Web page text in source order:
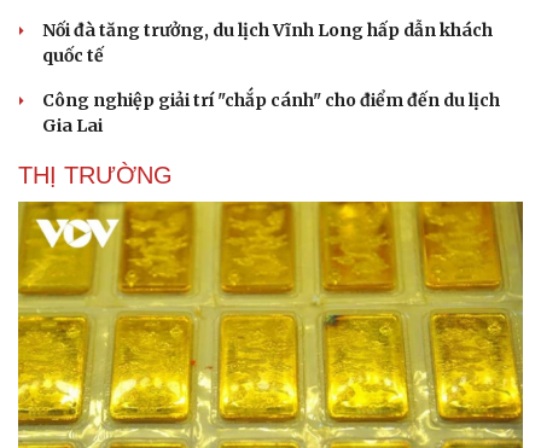
Nối đà tăng trưởng, du lịch Vĩnh Long hấp dẫn khách
quốc tế
Công nghiệp giải trí "chắp cánh" cho điểm đến du lịch
Gia Lai
THỊ TRƯỜNG